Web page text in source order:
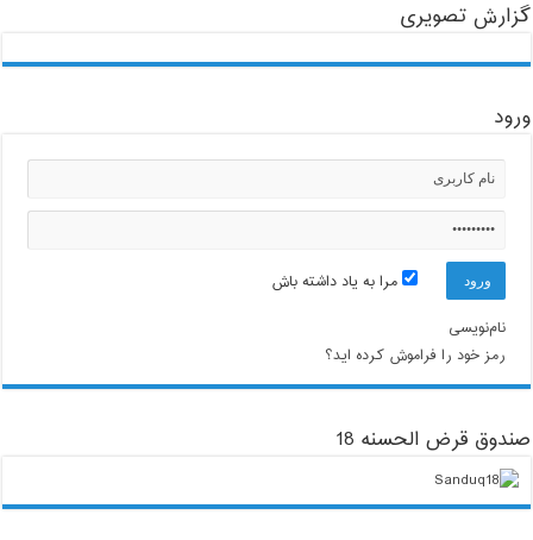
گزارش تصویری
ورود
مرا به یاد داشته باش
نام‌نویسی
رمز خود را فراموش کرده اید؟
صندوق قرض الحسنه 18